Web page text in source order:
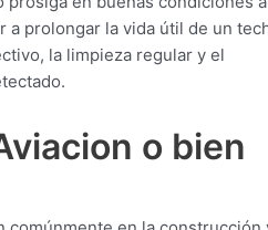
a prolongar la vida útil de un
la limpieza regular y el
o bien